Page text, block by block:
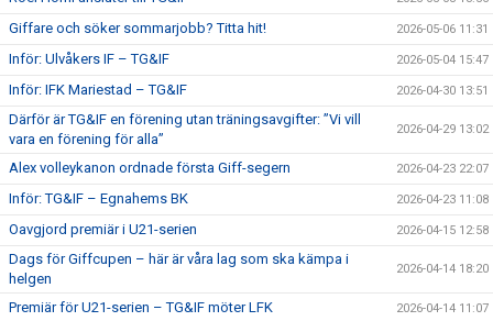
Giffare och söker sommarjobb? Titta hit! 2026-05-06 11:31
Inför: Ulvåkers IF – TG&IF 2026-05-04 15:47
Inför: IFK Mariestad – TG&IF 2026-04-30 13:51
Därför är TG&IF en förening utan träningsavgifter: ”Vi vill
vara en förening för alla”
2026-04-29 13:02
Alex volleykanon ordnade första Giff-segern 2026-04-23 22:07
Inför: TG&IF – Egnahems BK 2026-04-23 11:08
Oavgjord premiär i U21-serien 2026-04-15 12:58
Dags för Giffcupen – här är våra lag som ska kämpa i
helgen
2026-04-14 18:20
Premiär för U21-serien – TG&IF möter LFK 2026-04-14 11:07